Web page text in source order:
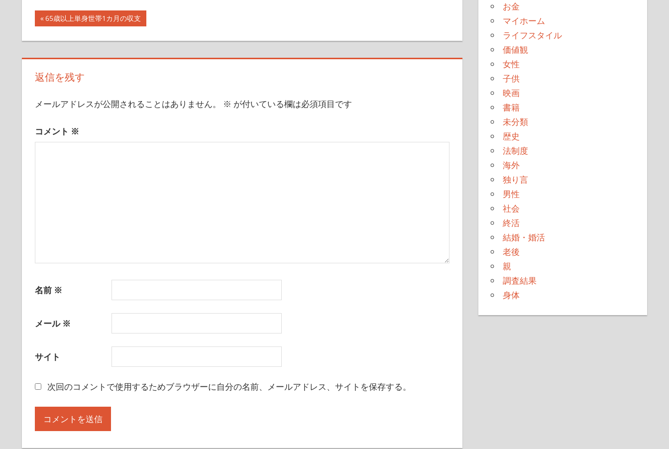
投
稿
ナ
ビ
ゲ
シ
前
の
記
65歳以上単身世帯1カ月の収支
返信を残す
メールアドレスが公開されることはありません。 ※ が付いている欄は必須項目です
コメント ※
名前 ※
メール ※
サイト
次回のコメントで使用するためブラウザーに自分の名前、メールアドレス、サイトを保存する。
お金
マイホーム
ライフスタイル
価値観
女性
子供
映画
書籍
未分類
歴史
法制度
海外
独り言
男性
社会
終活
結婚・婚活
老後
親
調査結果
身体